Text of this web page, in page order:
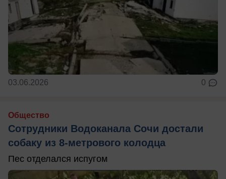
03.06.2026 0
Общество
Сотрудники Водоканала Сочи достали
собаку из 8-метрового колодца
Пес отделался испугом